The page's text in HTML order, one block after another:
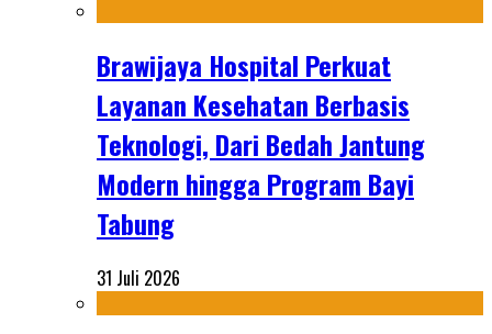
Brawijaya Hospital Perkuat
Layanan Kesehatan Berbasis
Teknologi, Dari Bedah Jantung
Modern hingga Program Bayi
Tabung
31 Juli 2026